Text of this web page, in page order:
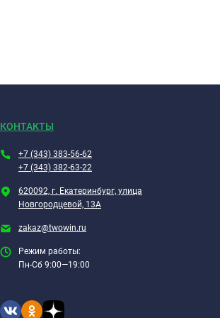
КОНТАКТЫ
+7 (343) 383-56-62
+7 (343) 382-63-22
620092, г. Екатеринбург, улица
Новгородцевой, 13А
zakaz@twowin.ru
Режим работы:
Пн-Сб 9:00—19:00